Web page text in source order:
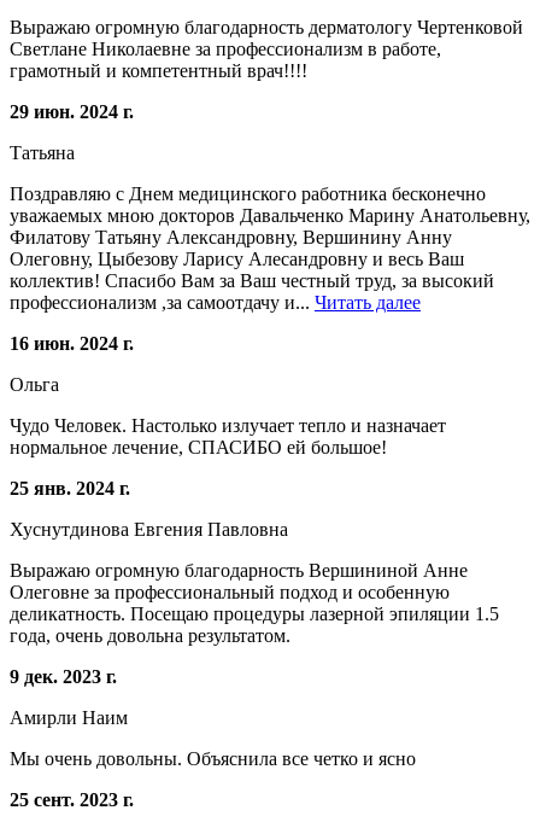
Выражаю огромную благодарность дерматологу Чертенковой
Светлане Николаевне за профессионализм в работе,
грамотный и компетентный врач!!!!
29 июн. 2024 г.
Татьяна
Поздравляю с Днем медицинского работника бесконечно
уважаемых мною докторов Давальченко Марину Анатольевну,
Филатову Татьяну Александровну, Вершинину Анну
Олеговну, Цыбезову Ларису Алесандровну и весь Ваш
коллектив! Спасибо Вам за Ваш честный труд, за высокий
профессионализм ,за самоотдачу и... Читать далее
16 июн. 2024 г.
Ольга
Чудо Человек. Настолько излучает тепло и назначает
нормальное лечение, СПАСИБО ей большое!
25 янв. 2024 г.
Хуснутдинова Евгения Павловна
Выражаю огромную благодарность Вершининой Анне
Олеговне за профессиональный подход и особенную
деликатность. Посещаю процедуры лазерной эпиляции 1.5
года, очень довольна результатом.
9 дек. 2023 г.
Амирли Наим
Мы очень довольны. Объяснила все четко и ясно
25 сент. 2023 г.